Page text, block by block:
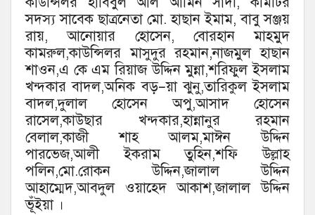
সদস্য সাবেক ছাত্রনেতা মো. হাছান ইমাম, বাবু সঞ্জয়
রায়, আনোয়ার হোসেন, বোরহান মাহমুদ
কামরুল,কাউন্সিলর মাসুদুর রহমান,নাজমুল হাছান
শাওন,এ কে এম রিয়াজ উদ্দিন মুন্না,শরিফুল ইসলাম
খন্দকার বাদল,অনিক বড়–য়া ঝুনু,তারিকুল ইসলাম
বাদল,দুলাল হোসেন অপু,আসাদ হোসেন
রাসেল,কাউছার খন্দকার,হান্নানুর রহমান
বেলাল,কাজী শাহ আলম,মাঈন উদ্দিন
পারভেজ,আলী ইকরাম তুহিন,শফি উল্লাহ
পলিন,মো.রোকন উদ্দিন,জালাল উদ্দিন
আহাম্মেদ,আবদুল ওয়াহেদ আকাশ,জালাল উদ্দিন
ভূঁইয়া ।